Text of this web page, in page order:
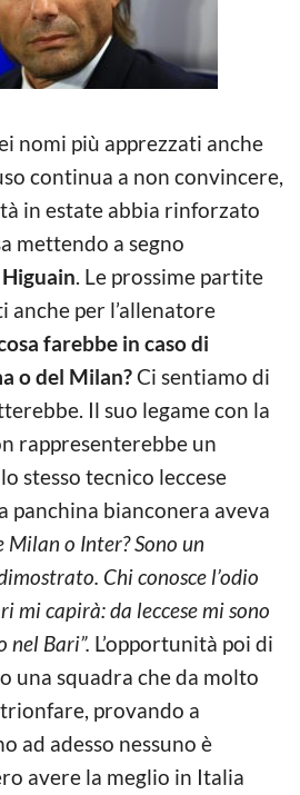
nomi più apprezzati anche
continua a non convincere,
in estate abbia rinforzato
mettendo a segno
Higuain. Le prossime partite
anche per l’allenatore
farebbe in caso di
o del Milan?Ci sentiamo di
Il suo legame con la
rappresenterebbe un
stesso tecnico leccese
panchina bianconera aveva
Milan o Inter? Sono un
Chi conosce l’odio
mi capirà: da leccese mi sono
Bari”. L’opportunità poi di
una squadra che da molto
provando a
ad adesso nessuno è
avere la meglio in Italia